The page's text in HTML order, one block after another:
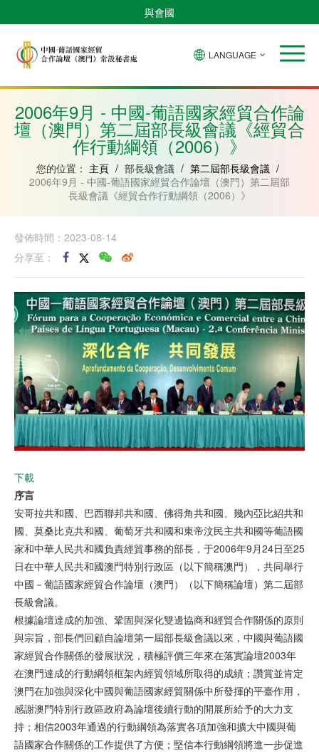
與會國
安
比
紹
內
亞
克
和
普
林
比
LANGUAGE
2006年9月 - 中國-葡語國家經貿合作論
壇（澳門）第二屆部長級會議《經貿合
作行動綱領（2006）》
您的位置： 主頁 / 部長級會議 / 第二屆部長級會議 /
2006年9月 - 中國-葡語國家經貿合作論壇（澳門）第二屆部
長級會議《經貿合作行動綱領（2006）》
發佈時間：2023-08-14
分享至：
下載
序言
安哥拉共和國、巴西聯邦共和國、佛得角共和國、幾內亞比紹共和
國、莫桑比克共和國、葡萄牙共和國和東帝汶民主共和國等葡語國
家和中華人民共和國負責經貿事務的部長，于2006年9月24日至25
日在中華人民共和國澳門特別行政區（以下簡稱澳門），共同舉行
中國－葡語國家經貿合作論壇（澳門）（以下簡稱論壇）第二屆部
長級會議。
根據論壇達成的加強、鞏固與深化雙邊協商和經貿合作關係的原則
與宗旨，部長們回顧自論壇第一屆部長級會議以來，中國與葡語國
家經貿合作關係的發展狀況，積極評價三年來在落實論壇2003年
在澳門達成的行動綱領框架內經貿領域所取得的成績；讚賞並肯定
澳門在加強與深化中國與葡語國家經貿關係中所發揮的平臺作用，
感謝澳門特別行政區政府為論壇後續行動的開展所給予的大力支
持；相信2003年通過的行動綱領為落實各項加強和擴大中國與葡
語國家合作關係的工作提供了方便；堅信本行動綱領將進一步促進